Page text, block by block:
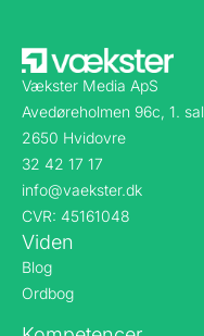
Vækster Media ApS
Avedøreholmen 96c, 1. sal
2650 Hvidovre
32 42 17 17
info@vaekster.dk
CVR: 45161048
Viden
Blog
Ordbog